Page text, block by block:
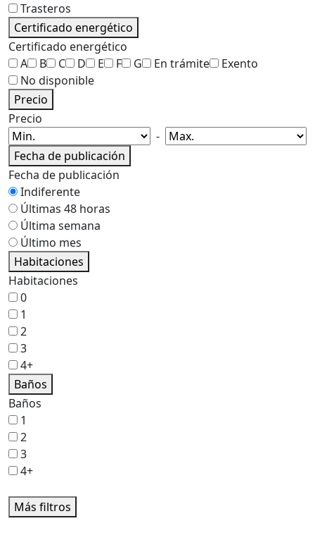
Trasteros
Certificado energético
Certificado energético
A
B C D E F G En trámite
Exento
No disponible
Precio
Precio
-
Fecha de publicación
Fecha de publicación
Indiferente
Últimas 48 horas
Última semana
Último mes
Habitaciones
Habitaciones
0
1
2
3
4+
Baños
Baños
1
2
3
4+
Más filtros